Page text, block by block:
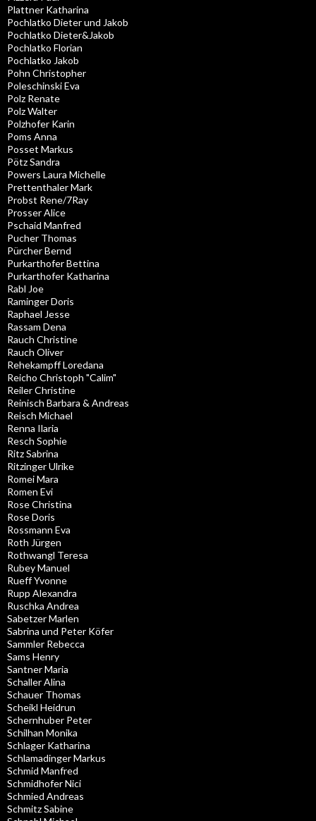
Plattner Katharina
Pochlatko Dieter und Jakob
Pochlatko Dieter&Jakob
Pochlatko Florian
Pochlatko Jakob
Pohn Christopher
Poleschinski Eva
Polz Renate
Polz Walter
Polzhofer Karin
Poms Anna
Posset Markus
Pötz Sandra
Powers Laura Michelle
Prettenthaler Mark
Probst Rene/7Ray
Prosser Alice
Pschaid Manfred
Pucher Thomas
Pürcher Bernd
Purkarthofer Bettina
Purkarthofer Katharina
Rabl Joe
Raminger Doris
Raphael Jesse
Rassam Dena
Rauch Christine
Rauch Oliver
Rehekampff Loredana
Reicho Christoph "Calim"
Reiler Christine
Reinisch Barbara & Andreas
Reisch Michael
Renna Ilaria
Resch Sophie
Ritz Sabrina
Ritzinger Ulrike
Romei Mara
Romen Evi
Rose Christina
Rose Doris
Rossmann Eva
Roth Jürgen
Rothwangl Teresa
Rubey Manuel
Rueff Yvonne
Rupp Alexandra
Ruschka Andrea
Sabetzer Marlen
Sabrina und Peter Köfer
Sammler Rebecca
Sams Henry
Santner Maria
Schaller Alina
Schauer Thomas
Scheikl Heidrun
Schernhuber Peter
Schilhan Monika
Schlager Katharina
Schlamadinger Markus
Schmid Manfred
Schmidhofer Nici
Schmied Andreas
Schmitz Sabine